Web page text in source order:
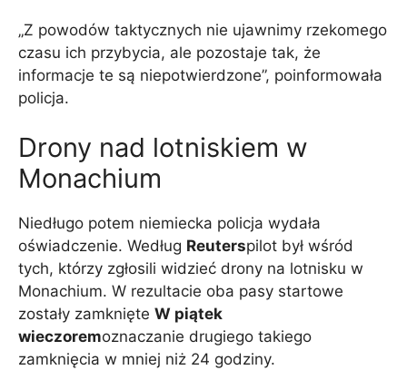
„Z powodów taktycznych nie ujawnimy rzekomego
czasu ich przybycia, ale pozostaje tak, że
informacje te są niepotwierdzone”, poinformowała
policja.
Drony nad lotniskiem w
Monachium
Niedługo potem niemiecka policja wydała
oświadczenie. Według Reuterspilot był wśród
tych, którzy zgłosili widzieć drony na lotnisku w
Monachium. W rezultacie oba pasy startowe
zostały zamknięte W piątek
wieczoremoznaczanie drugiego takiego
zamknięcia w mniej niż 24 godziny.